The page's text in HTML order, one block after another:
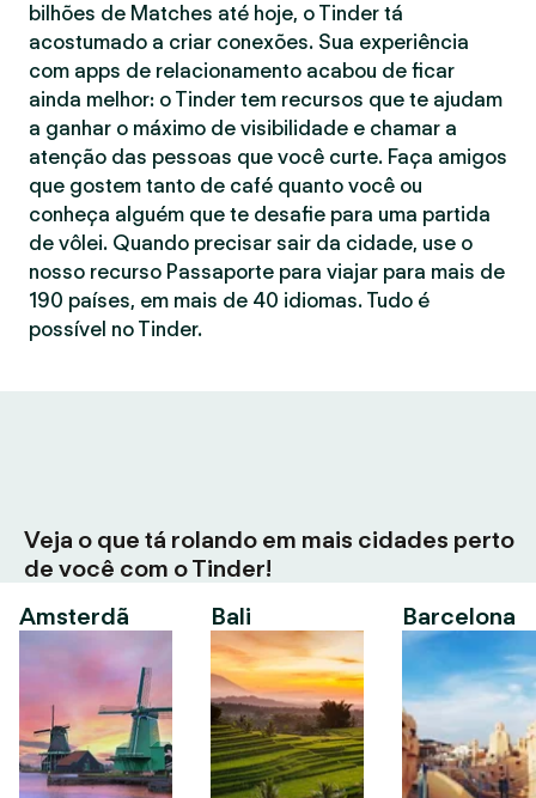
bilhões de Matches até hoje, o Tinder tá
acostumado a criar conexões. Sua experiência
com apps de relacionamento acabou de ficar
ainda melhor: o Tinder tem recursos que te ajudam
a ganhar o máximo de visibilidade e chamar a
atenção das pessoas que você curte. Faça amigos
que gostem tanto de café quanto você ou
conheça alguém que te desafie para uma partida
de vôlei. Quando precisar sair da cidade, use o
nosso recurso Passaporte para viajar para mais de
190 países, em mais de 40 idiomas. Tudo é
possível no Tinder.
Veja o que tá rolando em mais cidades perto
de você com o Tinder!
Amsterdã
Bali Barcelona